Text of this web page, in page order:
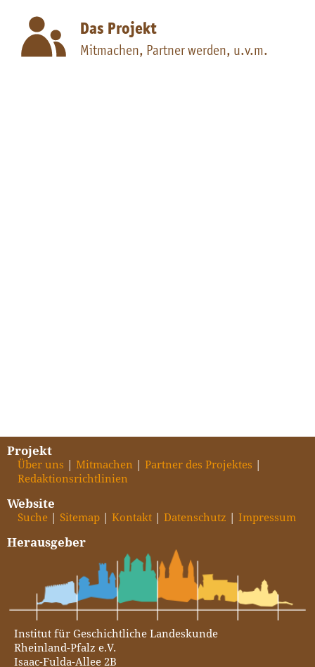
Das Projekt
Mitmachen, Partner werden, u.v.m.
Projekt
Über uns Mitmachen
Partner des Projektes
Redaktionsrichtlinien
Website
Suche Sitemap Kontakt Datenschutz Impressum
Herausgeber
Institut für Geschichtliche Landeskunde
Rheinland-Pfalz e.V.
Isaac-Fulda-Allee 2B